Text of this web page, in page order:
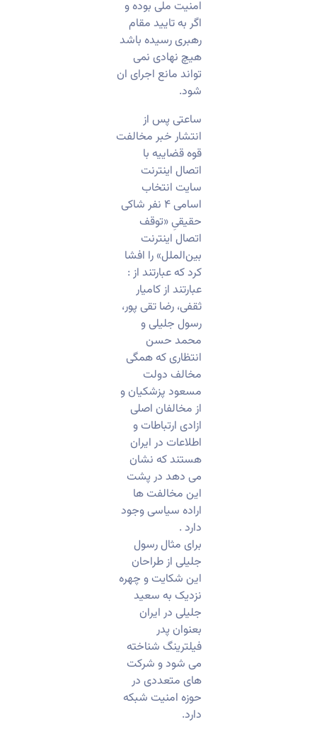
امنیت ملی بوده و
اگر به تایید مقام
رهبری رسیده باشد
هیچ نهادی نمی
تواند مانع اجرای ان
شود.
ساعتی پس از
انتشار خبر مخالفت
قوه قضاییه با
اتصال اینترنت
سایت انتخاب
اسامی ۴ نفر شاکی
حقیقیِ «توقف
اتصال اینترنت
بین‌الملل» را افشا
کرد که عبارتند از :
عبارتند از کامیار
ثقفی، رضا تقی پور،
رسول جلیلی و
محمد حسن
انتظاری که همگی
مخالف دولت
مسعود پزشکیان و
از مخالفان اصلی
ازادی ارتباطات و
اطلاعات در ایران
هستند که نشان
می دهد در پشت
این مخالفت ها
اراده سیاسی وجود
دارد .
برای مثال رسول
جلیلی از طراحان
این شکایت و چهره
نزدیک به سعید
جلیلی در ایران
بعنوان پدر
فیلترینگ شناخته
می شود و شرکت
های متعددی در
حوزه امنیت شبکه
دارد.